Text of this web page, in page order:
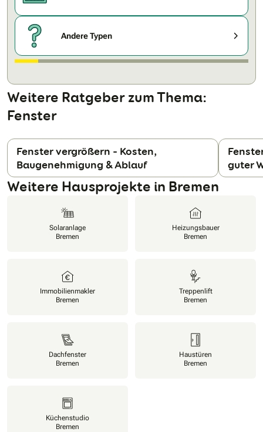
Andere Typen
Weitere Ratgeber zum Thema:
Fenster
Fenster vergrößern – Kosten,
Baugenehmigung & Ablauf
guter
Weitere Hausprojekte in Bremen
Solaranlage
Bremen
Heizungsbauer
Bremen
Immobilienmakler
Bremen
Treppenlift
Bremen
Dachfenster
Bremen
Haustüren
Bremen
Küchenstudio
Bremen